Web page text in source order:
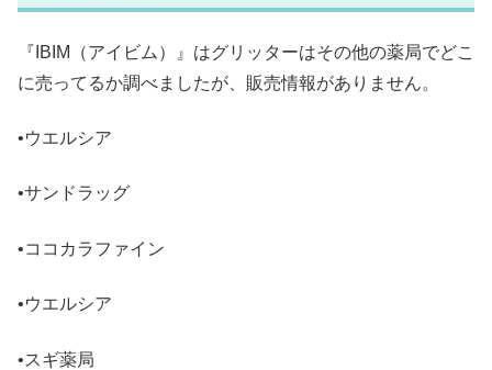
『IBIM（アイビム）』はグリッターはその他の薬局でどこ
に売ってるか調べましたが、販売情報がありません。
•ウエルシア
•サンドラッグ
•ココカラファイン
•ウエルシア
•スギ薬局